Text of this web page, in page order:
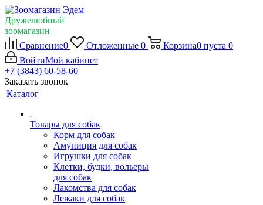
Дружелюбный
зоомагазин
Сравнение0 Отложенные 0 Корзина0 пуста 0
ВойтиМой кабинет
+7 (3843) 60-58-60
Заказать звонок
Каталог
Товары для собак
Корм для собак
Амуниция для собак
Игрушки для собак
Клетки, будки, вольеры
для собак
Лакомства для собак
Лежаки для собак